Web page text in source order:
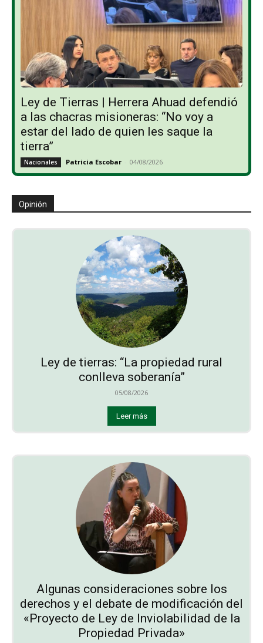
Ley de Tierras | Herrera Ahuad defendió
a las chacras misioneras: “No voy a
estar del lado de quien les saque la
tierra”
Nacionales Patricia Escobar - 04/08/2026
Opinión
Ley de tierras: “La propiedad rural
conlleva soberanía”
05/08/2026
Leer más
Algunas consideraciones sobre los
derechos y el debate de modificación del
«Proyecto de Ley de Inviolabilidad de la
Propiedad Privada»